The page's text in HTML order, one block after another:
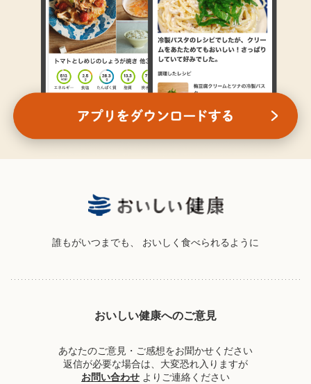
誰もがいつまでも、 おいしく食べられるように
おいしい健康へのご意見
あなたのご意見・ご感想をお聞かせください
返信が必要な場合は、大変恐れ入りますが
お問い合わせ よりご連絡ください